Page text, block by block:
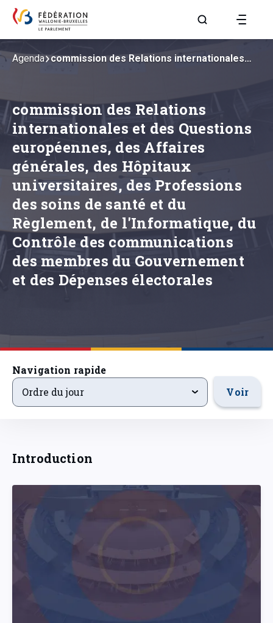
Aller à la page
commission des Relations
internationales et des Questions
européennes, des Affaires
générales, des Hôpitaux
universitaires, des Professions
des soins de santé et du
Règlement, de l'Informatique, du
Contrôle des communications
des membres du Gouvernement
et des Dépenses électorales
Agenda commission des Relations internationales…
Navigation rapide
ordre-du-jour
Ordre du jour Voir
Introduction